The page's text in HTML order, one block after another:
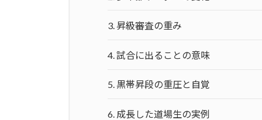
3.昇級審査の重み
4. 試合に出ることの意味
5. 黒帯昇段の重圧と自覚
6. 成長した道場生の実例